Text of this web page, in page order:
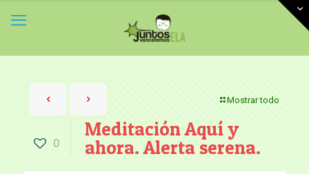
Mostrar todo
0
Meditación Aquí y
ahora. Alerta serena.